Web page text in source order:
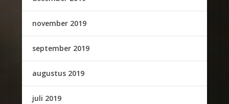
november 2019
september 2019
augustus 2019
juli 2019